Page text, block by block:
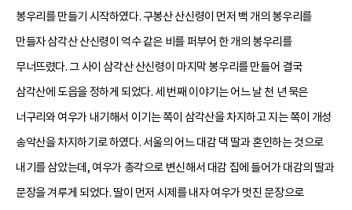
봉우리를 만들기 시작하였다. 구봉산 산신령이 먼저 백 개의 봉우리를
만들자 삼각산 산신령이 억수 같은 비를 퍼부어 한 개의 봉우리를
무너뜨렸다. 그 사이 삼각산 산신령이 마지막 봉우리를 만들어 결국
삼각산에 도읍을 정하게 되었다. 세 번째 이야기는 어느 날 천 년 묵은
너구리와 여우가 내기해서 이기는 쪽이 삼각산을 차지하고 지는 쪽이 개성
송악산을 차지하기로 하였다. 서울의 어느 대감 댁 딸과 혼인하는 것으로
내기를 삼았는데, 여우가 총각으로 변신해서 대감 집에 들어가 대감의 딸과
문장을 겨루게 되었다. 딸이 먼저 시제를 내자 여우가 멋진 문장으로